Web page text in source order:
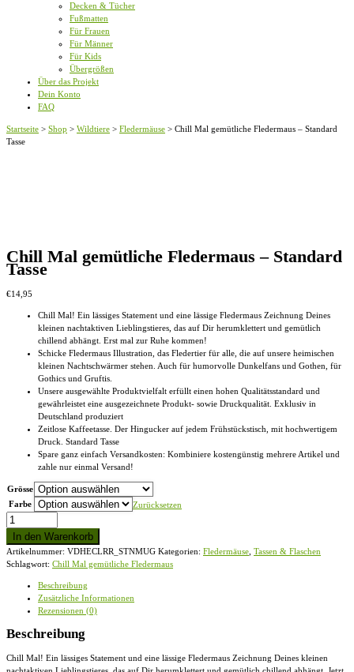
Decken & Tücher
Fußmatten
Für Frauen
Für Männer
Für Kids
Übergrößen
Über das Projekt
Dein Konto
FAQ
Startseite > Shop > Wildtiere > Fledermäuse > Chill Mal gemütliche Fledermaus – Standard
Tasse
Chill Mal gemütliche Fledermaus – Standard
Tasse
€14,95
Chill Mal! Ein lässiges Statement und eine lässige Fledermaus Zeichnung Deines
kleinen nachtaktiven Lieblingstieres, das auf Dir herumklettert und gemütlich
chillend abhängt. Erst mal zur Ruhe kommen!
Schicke Fledermaus Illustration, das Fledertier für alle, die auf unsere heimischen
kleinen Nachtschwärmer stehen. Auch für humorvolle Dunkelfans und Gothen, für
Gothics und Gruftis.
Unsere ausgewählte Produktvielfalt erfüllt einen hohen Qualitätsstandard und
gewährleistet eine ausgezeichnete Produkt- sowie Druckqualität. Exklusiv in
Deutschland produziert
Zeitlose Kaffeetasse. Der Hingucker auf jedem Frühstückstisch, mit hochwertigem
Druck. Standard Tasse
Spare ganz einfach Versandkosten: Kombiniere kostengünstig mehrere Artikel und
zahle nur einmal Versand!
Grösse
Farbe
Zurücksetzen
Chill
Mal
gemütliche
Fledermaus
-
In den Warenkorb
Artikelnummer: VDHECLRR_STNMUG Kategorien: Fledermäuse Tassen & Flaschen
Schlagwort: Chill Mal gemütliche Fledermaus
Beschreibung
Zusätzliche Informationen
Rezensionen (0)
Beschreibung
Chill Mal! Ein lässiges Statement und eine lässige Fledermaus Zeichnung Deines kleinen